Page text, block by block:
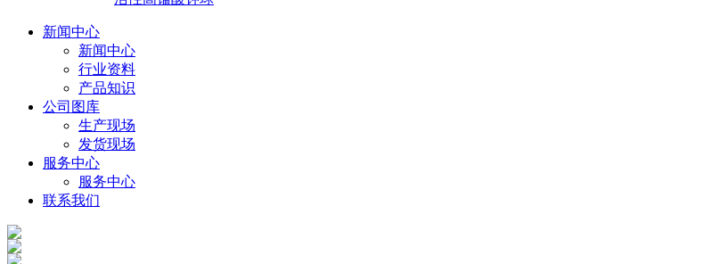
新闻中心
新闻中心
行业资料
产品知识
公司图库
生产现场
发货现场
服务中心
服务中心
联系我们